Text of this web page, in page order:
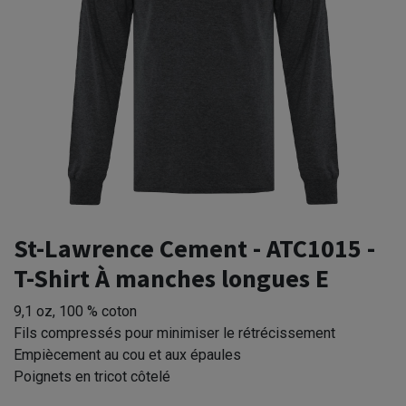
St-Lawrence Cement - ATC1015 -
T-Shirt À manches longues E
9,1 oz, 100 % coton
Fils compressés pour minimiser le rétrécissement
Empiècement au cou et aux épaules
Poignets en tricot côtelé